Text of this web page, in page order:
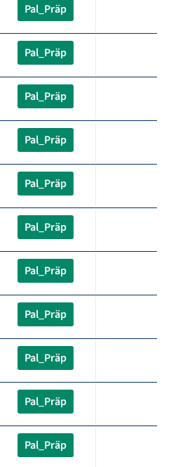
Pal_Präp
Pal_Präp
Pal_Präp
Pal_Präp
Pal_Präp
Pal_Präp
Pal_Präp
Pal_Präp
Pal_Präp
Pal_Präp
Pal_Präp